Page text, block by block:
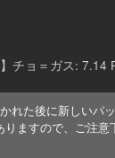
】チョ＝ガス:
れた後に新しいパ
ますので、ご注意